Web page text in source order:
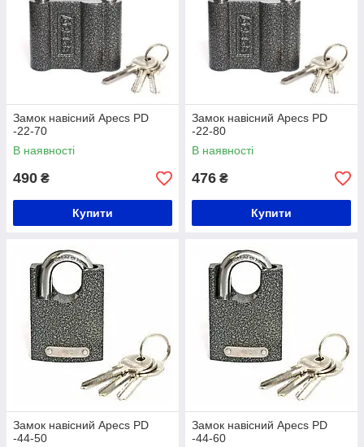
Замок навісний Apecs PD
-22-70
В наявності
490 ₴
Купити
Замок навісний Apecs PD
-22-80
В наявності
476 ₴
Купити
Замок навісний Apecs PD
-44-50
Замок навісний Apecs PD
-44-60